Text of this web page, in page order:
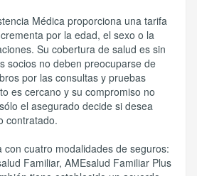
Médica proporciona una tarifa
por la edad, el sexo o la
Su cobertura de salud es sin
socios no deben preocuparse de
por las consultas y pruebas
es cercano y su compromiso no
el asegurado decide si desea
contratado.
con cuatro modalidades de seguros:
Familiar, AMEsalud Familiar Plus